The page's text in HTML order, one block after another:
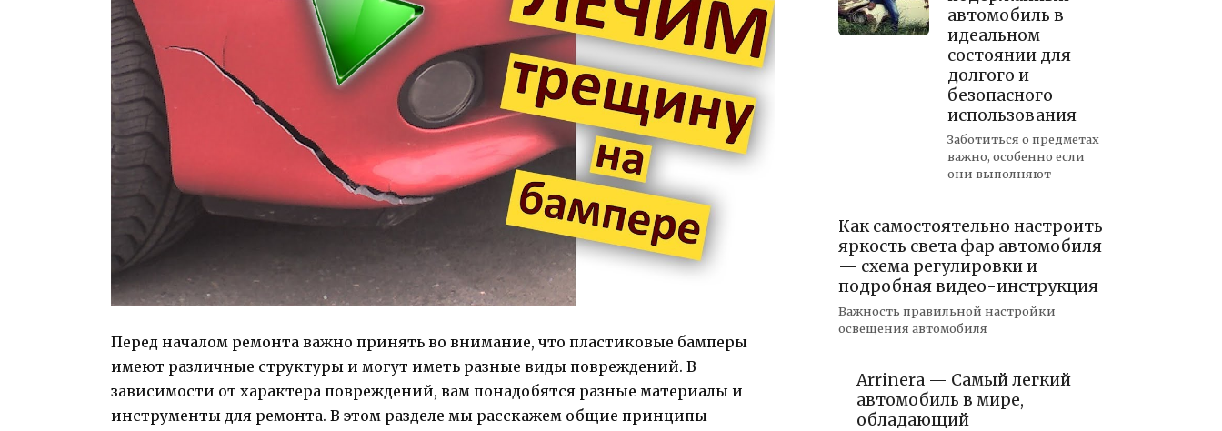
Перед началом ремонта важно принять во внимание, что пластиковые бамперы
имеют различные структуры и могут иметь разные виды повреждений. В
зависимости от характера повреждений, вам понадобятся разные материалы и
инструменты для ремонта. В этом разделе мы расскажем общие принципы
автомобиль в
идеальном
состоянии для
долгого и
безопасного
использования
Заботиться о предметах
важно, особенно если
они выполняют
Как самостоятельно настроить
яркость света фар автомобиля
— схема регулировки и
подробная видео-инструкция
Важность правильной настройки
освещения автомобиля
Arrinera — Самый легкий
автомобиль в мире,
обладающий